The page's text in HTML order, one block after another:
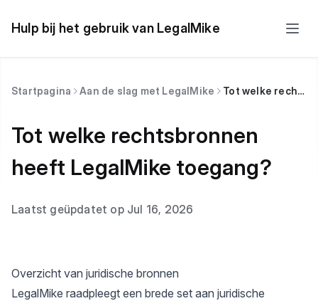
Hulp bij het gebruik van LegalMike
Startpagina Aan de slag met LegalMike Tot welke rechtsbronnen heeft LegalMike toegang?
Tot welke rechtsbronnen
heeft LegalMike toegang?
Laatst geüpdatet op Jul 16, 2026
Overzicht van juridische bronnen
LegalMike raadpleegt een brede set aan juridische